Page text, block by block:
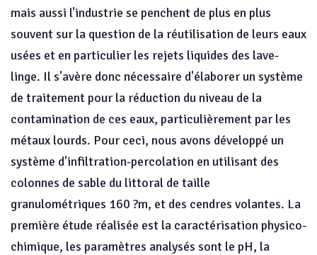
mais aussi l'industrie se penchent de plus en plus
souvent sur la question de la réutilisation de leurs eaux
usées et en particulier les rejets liquides des lave-
linge. Il s'avère donc nécessaire d'élaborer un système
de traitement pour la réduction du niveau de la
contamination de ces eaux, particulièrement par les
métaux lourds. Pour ceci, nous avons développé un
système d'infiltration-percolation en utilisant des
colonnes de sable du littoral de taille
granulométriques 160 ?m, et des cendres volantes. La
première étude réalisée est la caractérisation physico-
chimique, les paramètres analysés sont le pH, la